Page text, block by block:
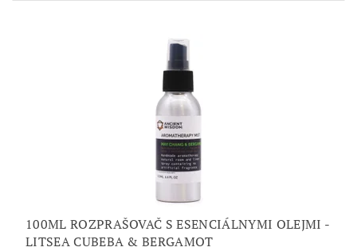
100ML ROZPRAŠOVAČ S ESENCIÁLNYMI OLEJMI -
LITSEA CUBEBA & BERGAMOT